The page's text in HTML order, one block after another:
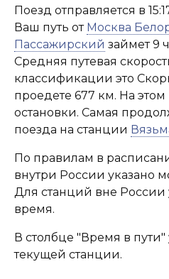
Поезд отправляется в
Ваш путь от Москва
Пассажирский займет 9
Средняя путевая
классификации это
проедете 677 км. На
остановки. Самая
поезда на станции
По правилам в
внутри России указано
Для станций вне России
время.
В столбце "Время в
текущей станции.